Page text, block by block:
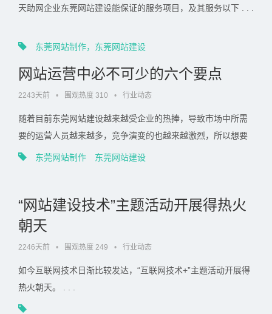
天助网企业东莞网站建设能保证的服务项目，及其服务以下 . . .
东莞网站制作，东莞网站建设
网站运营中必不可少的六个要点
2243天前 • 围观热度 310 • 行业动态
随着目前东莞网站建设越来越受企业的热捧，导致市场中所需
要的运营人员越来越多，竞争演变的也越来越激烈，所以想要
网站能够在众多同行网站中脱颖而出， . . .
东莞网站制作 东莞网站建设
“网站建设技术”主题活动开展得热火
朝天
2246天前 • 围观热度 249 • 行业动态
如今互联网技术日渐比较发达，“互联网技术+”主题活动开展得
热火朝天。 . . .